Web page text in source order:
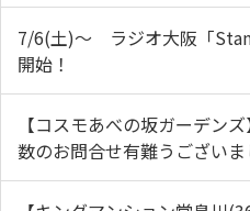
7/6(土)～ ラジオ大阪「
開始！
【コスモあべの坂ガーデン
数のお問合せ有難うございま